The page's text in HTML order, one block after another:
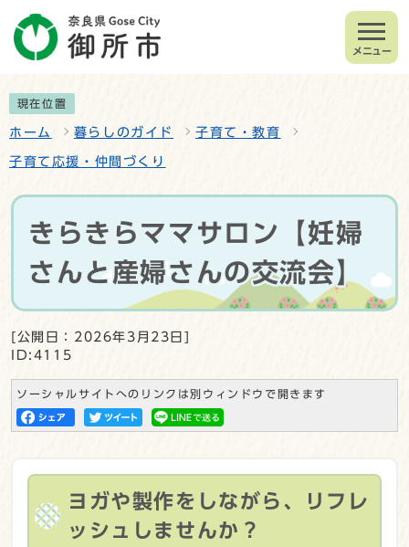
メニュー
現在位置
ホーム 暮らしのガイド 子育て・教育
子育て応援・仲間づくり
きらきらママサロン【妊婦
さんと産婦さんの交流会】
[公開日：2026年3月23日]
ID:4115
ソーシャルサイトへのリンクは別ウィンドウで開きます
ヨガや製作をしながら、リフレ
ッシュしませんか？